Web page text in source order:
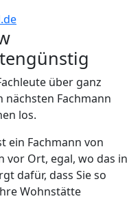
über ganz
Fachmann
los.
ein Fachmann von
vor Ort, egal, wo das in
dafür, dass Sie so
Wohnstätte